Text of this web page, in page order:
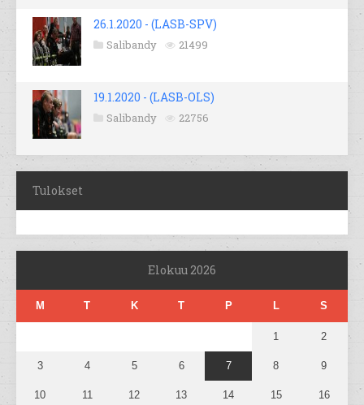
26.1.2020 - (LASB-SPV)
Salibandy 21499
19.1.2020 - (LASB-OLS)
Salibandy 22756
Tulokset
Elokuu 2026
M T K T P L S
1 2
3 4 5 6 7 8 9
10 11 12 13 14 15 16